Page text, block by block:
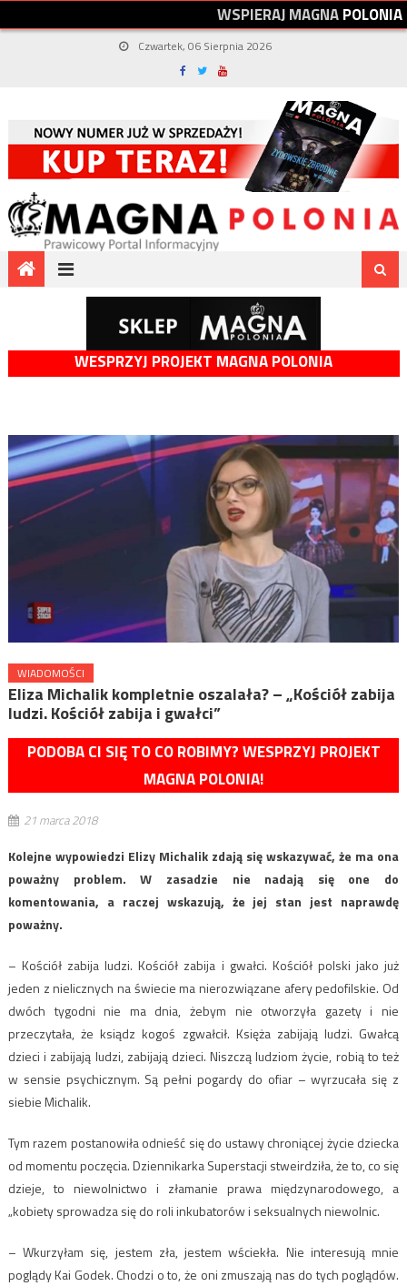
WSPIERAJMAGNAPOLONIA
Czwartek, 06 Sierpnia 2026
WESPRZYJ PROJEKT MAGNA POLONIA
WIADOMOŚCI
Eliza Michalik kompletnie oszalała? – „Kościół zabija
ludzi. Kościół zabija i gwałci”
PODOBA CI SIĘ TO CO ROBIMY? WESPRZYJ PROJEKT
MAGNA POLONIA!
21 marca 2018
Kolejne wypowiedzi Elizy Michalik zdają się wskazywać, że ma ona
poważny problem. W zasadzie nie nadają się one do
komentowania, a raczej wskazują, że jej stan jest naprawdę
poważny.
– Kościół zabija ludzi. Kościół zabija i gwałci. Kościół polski jako już
jeden z nielicznych na świecie ma nierozwiązane afery pedofilskie. Od
dwóch tygodni nie ma dnia, żebym nie otworzyła gazety i nie
przeczytała, że ksiądz kogoś zgwałcił. Księża zabijają ludzi. Gwałcą
dzieci i zabijają ludzi, zabijają dzieci. Niszczą ludziom życie, robią to też
w sensie psychicznym. Są pełni pogardy do ofiar – wyrzucała się z
siebie Michalik.
Tym razem postanowiła odnieść się do ustawy chroniącej życie dziecka
od momentu poczęcia. Dziennikarka Superstacji stweirdziła, że to, co się
dzieje, to niewolnictwo i złamanie prawa międzynarodowego, a
„kobiety sprowadza się do roli inkubatorów i seksualnych niewolnic.
– Wkurzyłam się, jestem zła, jestem wściekła. Nie interesują mnie
poglądy Kai Godek. Chodzi o to, że oni zmuszają nas do tych poglądów.